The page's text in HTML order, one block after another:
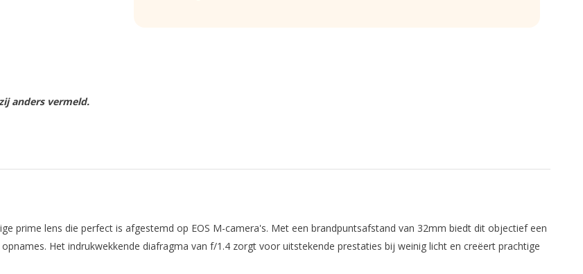
anders vermeld.
prime lens die perfect is afgestemd op EOS M-camera's. Met een brandpuntsafstand van 32mm biedt dit objectief een
Het indrukwekkende diafragma van f/1.4 zorgt voor uitstekende prestaties bij weinig licht en creëert prachtige